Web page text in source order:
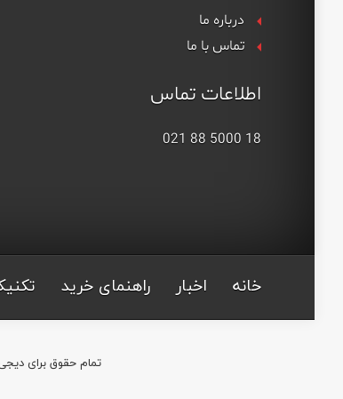
درباره ما
تماس با ما
اطلاعات تماس
18 5000 88 021
خانه اخبار راهنمای خرید
تمام حقوق برای